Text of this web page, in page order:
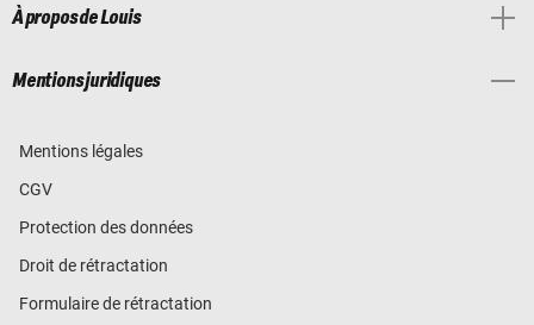
À propos de Louis
Mentions juridiques
Mentions légales
CGV
Protection des données
Droit de rétractation
Formulaire de rétractation